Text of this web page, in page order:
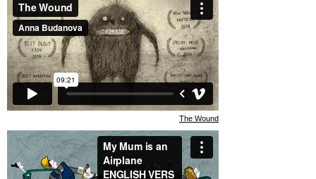
The Wound